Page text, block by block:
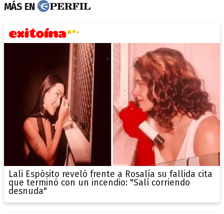
MÁS EN
Lali Espósito reveló frente a Rosalía su fallida cita
que terminó con un incendio: "Salí corriendo
desnuda"